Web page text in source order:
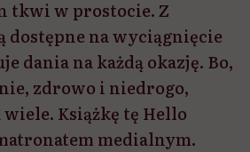
tkwi w prostocie. Z
dostępne na wyciągnięcie
dania na każdą okazję. Bo,
zdrowo i niedrogo,
Książkę tę Hello
medialnym.